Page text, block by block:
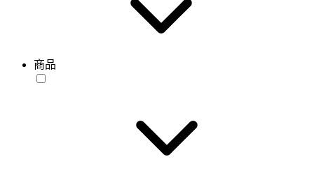
商品